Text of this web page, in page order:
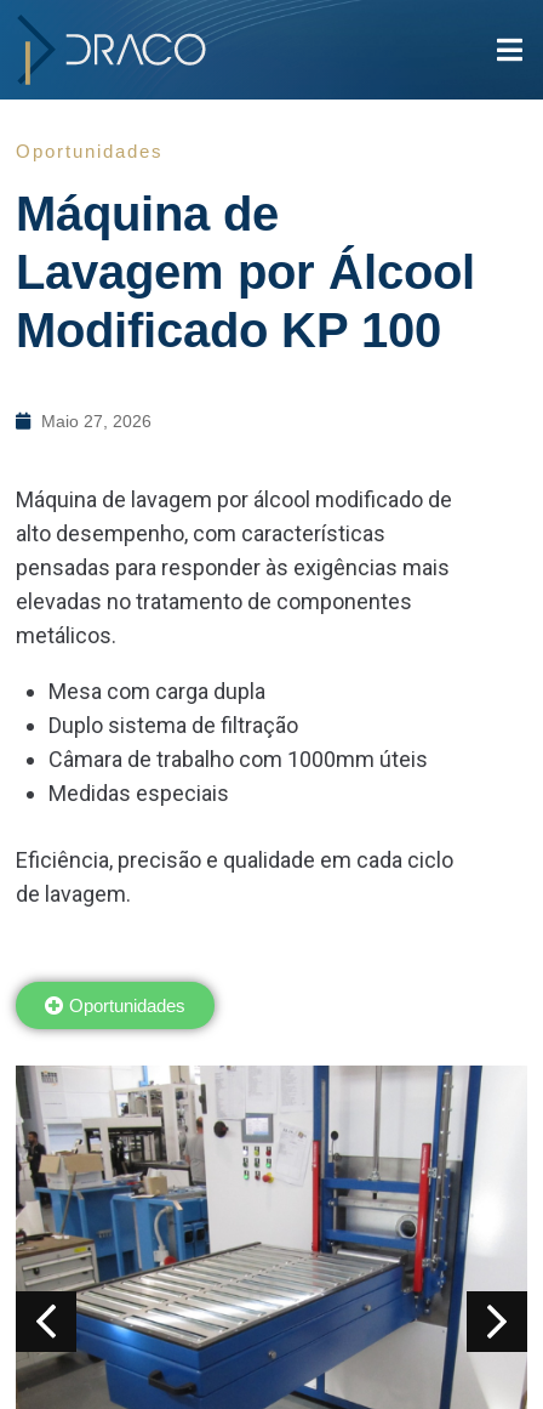
Oportunidades
Máquina de
Lavagem por Álcool
Modificado KP 100
Maio 27, 2026
Máquina de lavagem por álcool modificado de
alto desempenho, com características
pensadas para responder às exigências mais
elevadas no tratamento de componentes
metálicos.
Mesa com carga dupla
Duplo sistema de filtração
Câmara de trabalho com 1000mm úteis
Medidas especiais
Eficiência, precisão e qualidade em cada ciclo
de lavagem.
Oportunidades